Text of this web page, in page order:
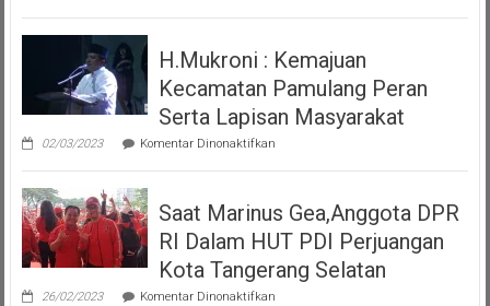
Peresmian
Alun
Kecamatan
Pamulang
Tangerang
Selatan
H.Mukroni : Kemajuan
Kecamatan Pamulang Peran
Serta Lapisan Masyarakat
02/03/2023 Komentar Dinonaktifkanpada
:
Kecamatan
Pamulang
Peran
Lapisan
Masyarakat
Saat Marinus Gea,Anggota DPR
RI Dalam HUT PDI Perjuangan
Kota Tangerang Selatan
26/02/2023 Komentar Dinonaktifkanpada